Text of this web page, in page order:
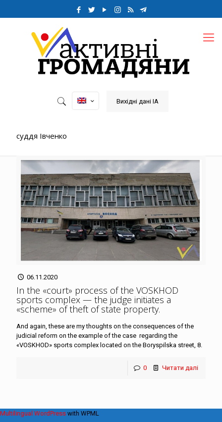
Вихідні дані ІА
суддя Івченко
06.11.2020
In the «court» process of the VOSKHOD
sports complex — the judge initiates a
«scheme» of theft of state property.
And again, these are my thoughts on the consequences of the
judicial reform on the example of the case regarding the
«VOSKHOD» sports complex located on the Boryspilska street, 8.
0 Читати далі
Multilingual WordPress with WPML